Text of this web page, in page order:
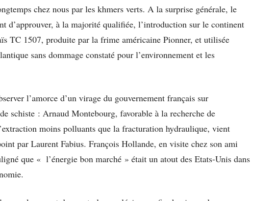
chez nous par les khmers verts. A la surprise générale, le
d’approuver, à la majorité qualifiée, l’introduction sur le continent
TC 1507, produite par la frime américaine Pionner, et utilisée
sans dommage constaté pour l’environnement et les
l’amorce d’un virage du gouvernement français sur
schiste : Arnaud Montebourg, favorable à la recherche de
moins polluants que la fracturation hydraulique, vient
par Laurent Fabius. François Hollande, en visite chez son ami
que « l’énergie bon marché » était un atout des Etats-Unis dans